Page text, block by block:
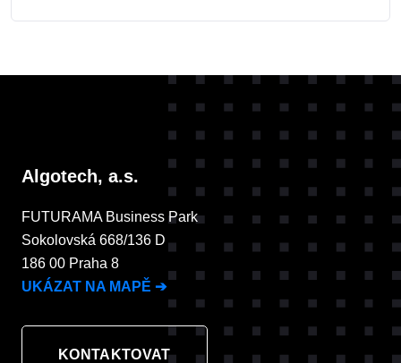
Algotech, a.s.
FUTURAMA Business Park
Sokolovská 668/136 D
186 00 Praha 8
UKÁZAT NA MAPĚ ➔
KONTAKTOVAT